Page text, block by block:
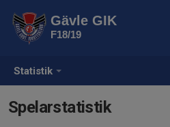
Statistik
Gävle GIK
F18/19
Spelarstatistik